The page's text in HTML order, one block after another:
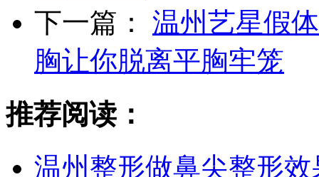
下一篇：
温州艺星假
胸让你脱离平胸牢笼
推荐阅读：
温州整形做鼻尖整形